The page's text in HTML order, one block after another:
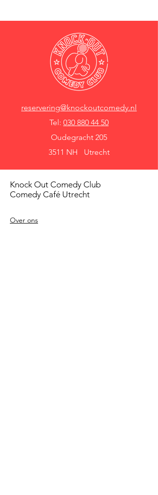
reservering@knockoutcomedy.nl
Tel: 030 880 44 50
Oudegracht 205
3511 NH Utrecht
Knock Out Comedy Club
Comedy Café Utrecht
Over ons